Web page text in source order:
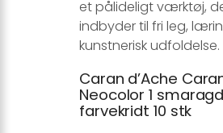
et pålideligt værktøj,
indbyder til fri leg,
kunstnerisk udfoldelse.
Caran d’Ache
Neocolor 1
farvekridt 10 stk